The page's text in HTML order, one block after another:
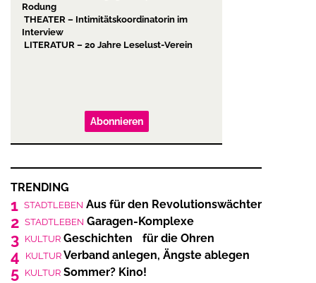
Rodung
THEATER – Intimitätskoordinatorin im
Interview
LITERATUR – 20 Jahre Leselust-Verein
Abonnieren
TRENDING
1 STADTLEBEN Aus für den Revolutionswächter
2 STADTLEBEN Garagen-Komplexe
3 KULTUR Geschichten für die Ohren
4 KULTUR Verband anlegen, Ängste ablegen
5 KULTUR Sommer? Kino!